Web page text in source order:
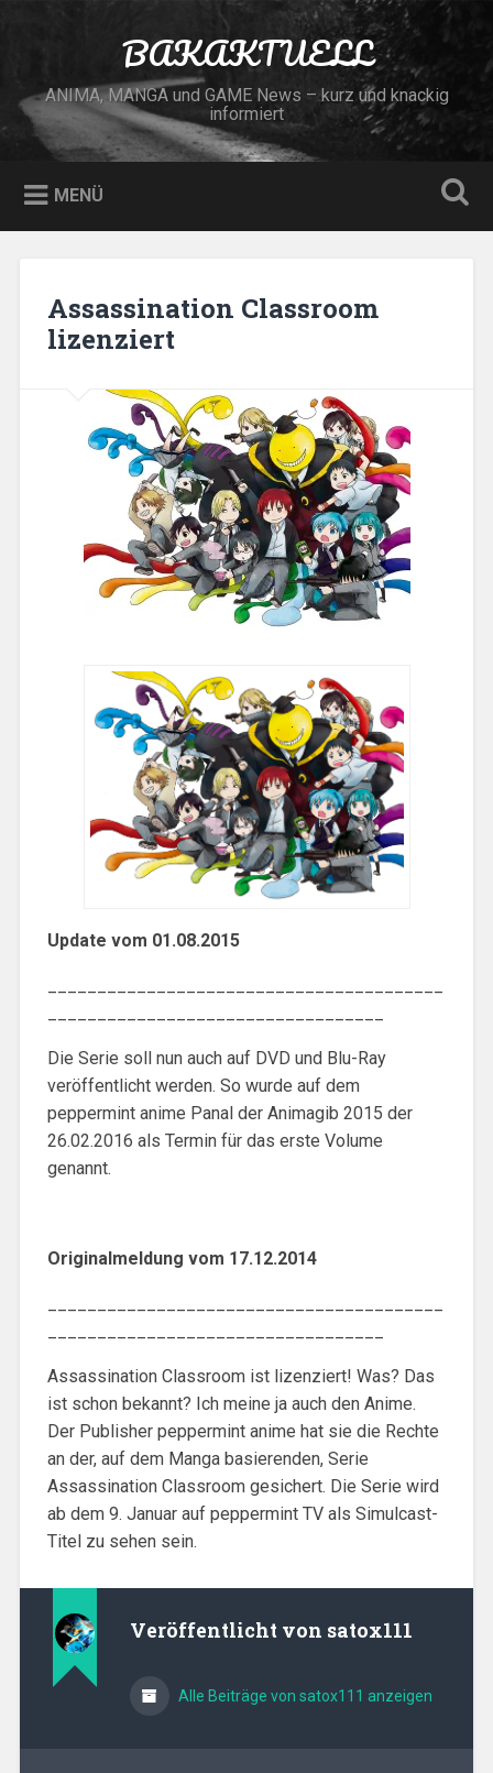
BAKAKTUELL
ANIMA, MANGA und GAME News – kurz und knackig
informiert
MENÜ
Assassination Classroom
lizenziert
Update vom 01.08.2015
Die Serie soll nun auch auf DVD und Blu-Ray
veröffentlicht werden. So wurde auf dem
peppermint anime Panal der Animagib 2015 der
26.02.2016 als Termin für das erste Volume
genannt.
Originalmeldung vom 17.12.2014
Assassination Classroom ist lizenziert! Was? Das
ist schon bekannt? Ich meine ja auch den Anime.
Der Publisher peppermint anime hat sie die Rechte
an der, auf dem Manga basierenden, Serie
Assassination Classroom gesichert. Die Serie wird
ab dem 9. Januar auf peppermint TV als Simulcast-
Titel zu sehen sein.
Veröffentlicht von satox111
Alle Beiträge von satox111 anzeigen